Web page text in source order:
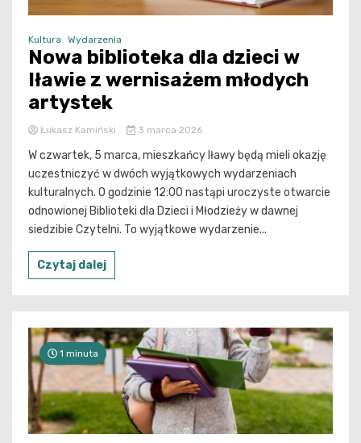
Kultura Wydarzenia
Nowa biblioteka dla dzieci w
Iławie z wernisażem młodych
artystek
Łukasz Kamiński 3 marca 2026
W czwartek, 5 marca, mieszkańcy Iławy będą mieli okazję
uczestniczyć w dwóch wyjątkowych wydarzeniach
kulturalnych. O godzinie 12:00 nastąpi uroczyste otwarcie
odnowionej Biblioteki dla Dzieci i Młodzieży w dawnej
siedzibie Czytelni. To wyjątkowe wydarzenie...
Czytaj dalej
1 minuta